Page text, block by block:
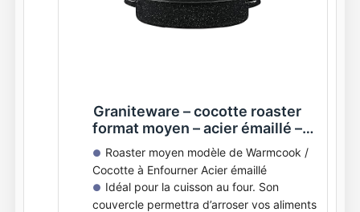
Graniteware – cocotte roaster
format moyen – acier émaillé –
ovale – 4 L – ultra-légère – cuisson
dorée et moelleuse
Roaster moyen modèle de Warmcook /
Cocotte à Enfourner Acier émaillé
Idéal pour la cuisson au four. Son
couvercle permettra d’arroser vos aliments